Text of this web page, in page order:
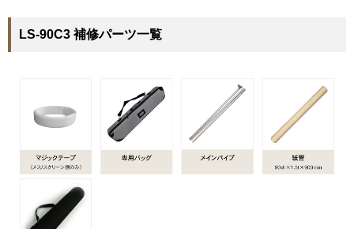
LS-90C3 補修パーツ一覧